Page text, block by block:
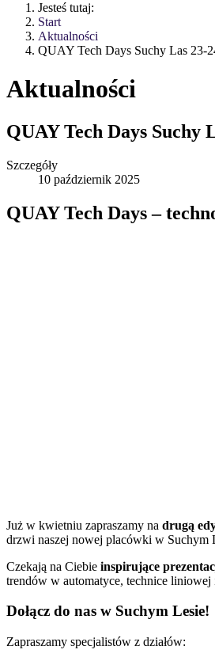
Jesteś tutaj:
Start
Aktualności
QUAY Tech Days Suchy Las 23-
Aktualności
QUAY Tech Days Suchy
Szczegóły
10 październik 2025
QUAY Tech Days –
Już w kwietniu zapraszamy na drugą
drzwi naszej nowej placówki w Suchym
Czekają na Ciebie inspirujące
trendów w automatyce, technice
Dołącz do nas w Suchym Lesie!
Zapraszamy specjalistów z działów: